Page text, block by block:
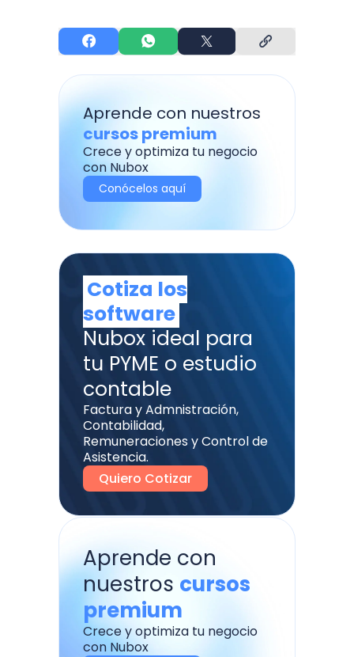
Aprende con nuestros
cursos premium
Crece y optimiza tu negocio
con Nubox
Conócelos aquí
Aprende con
nuestros cursos
premium
Crece y optimiza tu negocio
con Nubox
Cotiza los
software
Nubox ideal para
tu PYME o estudio
contable
Factura y Admnistración,
Contabilidad,
Remuneraciones y Control de
Asistencia.
Quiero Cotizar